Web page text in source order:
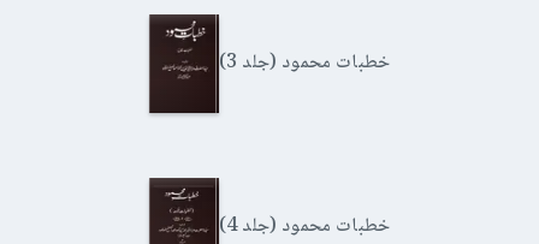
خطبات محمود (جلد 3)
خطبات محمود (جلد 4)